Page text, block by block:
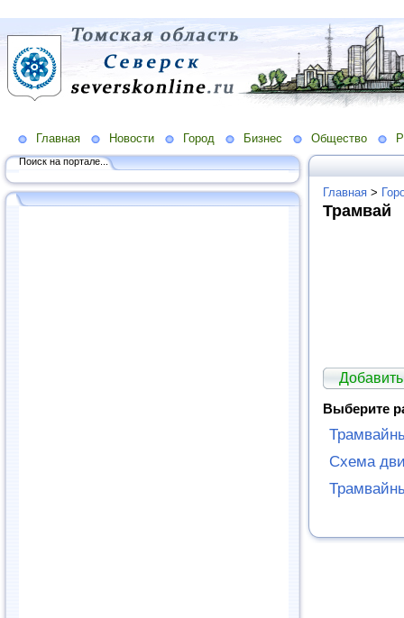
Главная Новости Город Бизнес Общество
Поиск на портале...
Главная >
Трамвай
Выберите
Схема